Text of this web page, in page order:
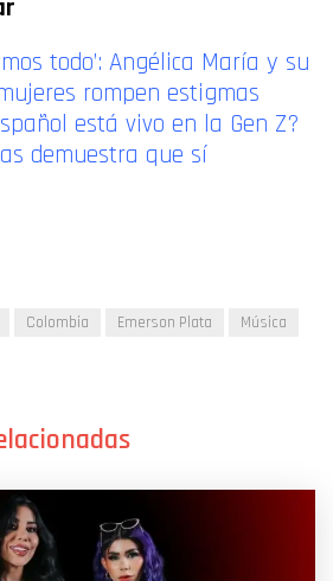
todo’: Angélica María y su
rompen estigmas
está vivo en la Gen Z?
demuestra que sí
Colombia Emerson Plata
Música